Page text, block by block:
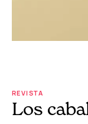
REVISTA
Los